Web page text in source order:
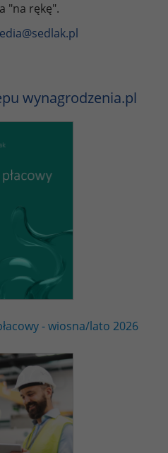
"na rękę".
wynagrodzenia.pl
- wiosna/lato 2026